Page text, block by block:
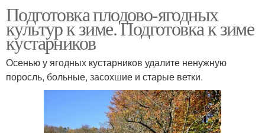
Подготовка плодово-ягодных
культур к зиме. Подготовка к зиме
кустарников
Осенью у ягодных кустарников удалите ненужную
поросль, больные, засохшие и старые ветки.